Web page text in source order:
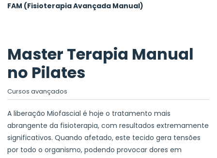
Master Terapia Manual
no Pilates
Cursos avançados
A liberação Miofascial é hoje o tratamento mais
abrangente da fisioterapia, com resultados extremamente
significativos. Quando afetado, este tecido gera tensões
por todo o organismo, podendo provocar dores em
FAM (Fisioterapia Avançada Manual)